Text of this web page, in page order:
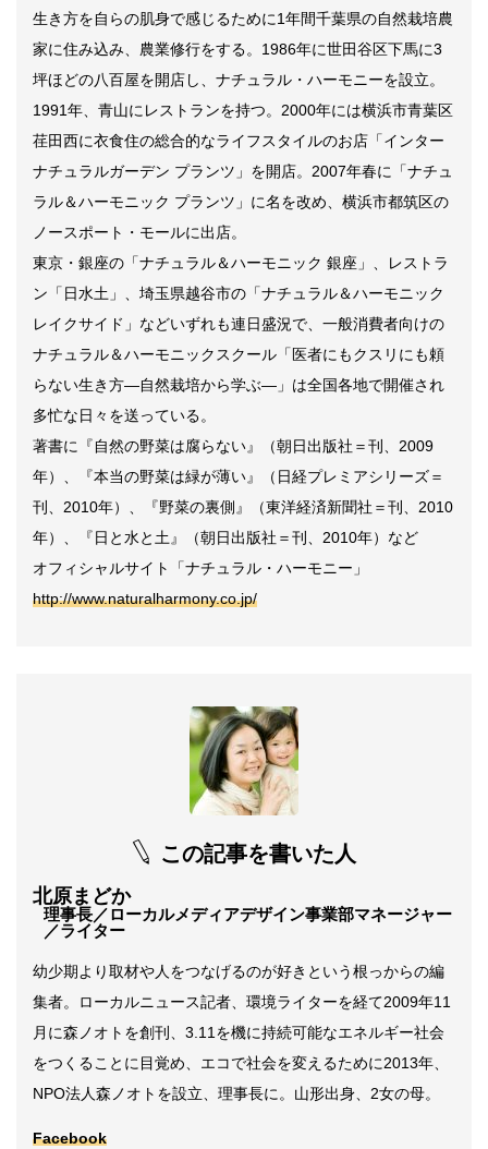
生き方を自らの肌身で感じるために1年間千葉県の自然栽培農
家に住み込み、農業修行をする。1986年に世田谷区下馬に3
坪ほどの八百屋を開店し、ナチュラル・ハーモニーを設立。
1991年、青山にレストランを持つ。2000年には横浜市青葉区
荏田西に衣食住の総合的なライフスタイルのお店「インター
ナチュラルガーデン プランツ」を開店。2007年春に「ナチュ
ラル＆ハーモニック プランツ」に名を改め、横浜市都筑区の
ノースポート・モールに出店。
東京・銀座の「ナチュラル＆ハーモニック 銀座」、レストラ
ン「日水土」、埼玉県越谷市の「ナチュラル＆ハーモニック
レイクサイド」などいずれも連日盛況で、一般消費者向けの
ナチュラル＆ハーモニックスクール「医者にもクスリにも頼
らない生き方―自然栽培から学ぶ―」は全国各地で開催され
多忙な日々を送っている。
著書に『自然の野菜は腐らない』（朝日出版社＝刊、2009
年）、『本当の野菜は緑が薄い』（日経プレミアシリーズ＝
刊、2010年）、『野菜の裏側』（東洋経済新聞社＝刊、2010
年）、『日と水と土』（朝日出版社＝刊、2010年）など
オフィシャルサイト「ナチュラル・ハーモニー」
http://www.naturalharmony.co.jp/
この記事を書いた人
北原まどか
理事長／ローカルメディアデザイン事業部マネージャー
／ライター
幼少期より取材や人をつなげるのが好きという根っからの編
集者。ローカルニュース記者、環境ライターを経て2009年11
月に森ノオトを創刊、3.11を機に持続可能なエネルギー社会
をつくることに目覚め、エコで社会を変えるために2013年、
NPO法人森ノオトを設立、理事長に。山形出身、2女の母。
Facebook